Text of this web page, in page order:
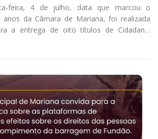
feira, 4 de julho, data que marcou o
anos da Câmara de Mariana, foi realizada
a entrega de oito títulos de Cidadania